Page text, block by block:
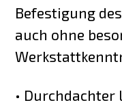
Befestigung
auch ohne
• Durchdachter